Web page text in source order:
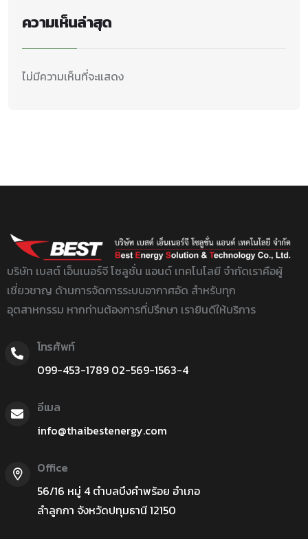
ความเห็นล่าสุด
ไม่มีความเห็นที่จะแสดง
บริษัท เบสต์ เอ็นเนอร์จี โซลูชั่น แอนด์ เทคโนโลยี จำกัดเราคือผู้
เชี่ยวชาญ ด้านการจัดการระบบอากาศอัด สำหรับทุก
อุตสาหกรรม หากท่านต้องการที่ปรึกษา เรายินดีให้บริการ
โทรศัพท์
099-453-1789 02-569-1563-4
อีเมล
info@thaibestenergy.com
Office
56/16 หมู่ 4 ตำบลบึงคำพร้อย อำเภอ
ลำลูกกา จังหวัดปทุมธานี 12150